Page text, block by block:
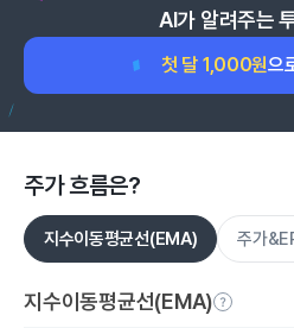
AI가 알려주는
첫 달 1,000원으
주가 흐름은?
지수이동평균선(EMA) 주가
지수이동평균선(EMA)